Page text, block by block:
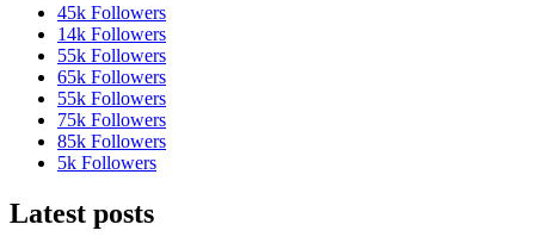
45k Followers
14k Followers
55k Followers
65k Followers
55k Followers
75k Followers
85k Followers
5k Followers
Latest posts